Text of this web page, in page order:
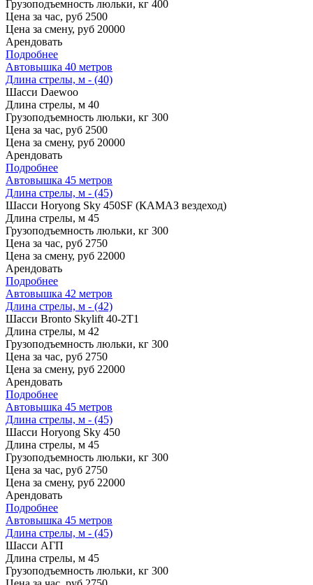
Грузоподъемность люльки, кг 400
Цена за час, руб 2500
Цена за смену, руб 20000
Арендовать
Подробнее
Автовышка 40 метров
Длина стрелы, м - (40)
Шасси Daewoo
Длина стрелы, м 40
Грузоподъемность люльки, кг 300
Цена за час, руб 2500
Цена за смену, руб 20000
Арендовать
Подробнее
Автовышка 45 метров
Длина стрелы, м - (45)
Шасси Horyong Sky 450SF (КАМАЗ вездеход)
Длина стрелы, м 45
Грузоподъемность люльки, кг 300
Цена за час, руб 2750
Цена за смену, руб 22000
Арендовать
Подробнее
Автовышка 42 метров
Длина стрелы, м - (42)
Шасси Bronto Skylift 40-2T1
Длина стрелы, м 42
Грузоподъемность люльки, кг 300
Цена за час, руб 2750
Цена за смену, руб 22000
Арендовать
Подробнее
Автовышка 45 метров
Длина стрелы, м - (45)
Шасси Horyong Sky 450
Длина стрелы, м 45
Грузоподъемность люльки, кг 300
Цена за час, руб 2750
Цена за смену, руб 22000
Арендовать
Подробнее
Автовышка 45 метров
Длина стрелы, м - (45)
Шасси АГП
Длина стрелы, м 45
Грузоподъемность люльки, кг 300